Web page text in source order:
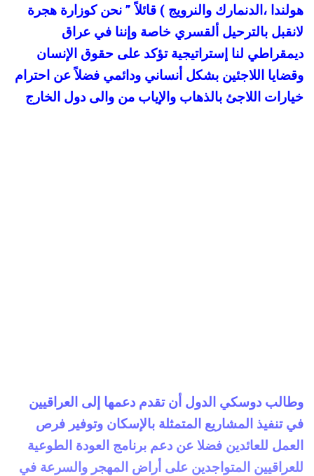
هولندا ،الدنمارك والنرويج ) قائلاً ” نحن كوزارة هجرة
لانقبل بالترحيل ألقسري خاصة وإننا في عراق
ديمقراطي لنا إستراتيجية تؤكد على حقوق الإنسان
وقضايا اللاجئين بشكل أنساني ودائمي فضلاً عن احترام
خيارات اللاجئ بالذهاب والإياب من والى دول الخارج
وطالب دوسكي الدول أن تقدم دعمها إلى العراقيين
في تنفيذ المشاريع المتمثلة بالإسكان وتوفير فرص
العمل للعائدين فضلا عن دعم برنامج العودة الطوعية
للعراقيين المتواجدين على أراض المهجر والسرعة في